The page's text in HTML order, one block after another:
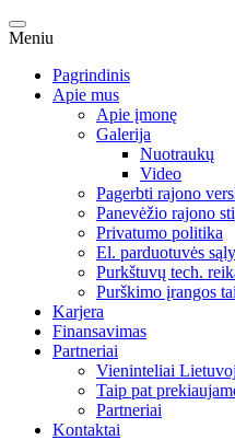
Meniu
Pagrindinis
Apie mus
Apie įmonę
Galerija
Nuotraukų
Video
Pagerbti rajono
Panevėžio rajono
Privatumo politika
El. parduotuvės
Purkštuvų tech.
Purškimo įrangos
Karjera
Finansavimas
Partneriai
Vieninteliai
Taip pat
Partneriai
Kontaktai